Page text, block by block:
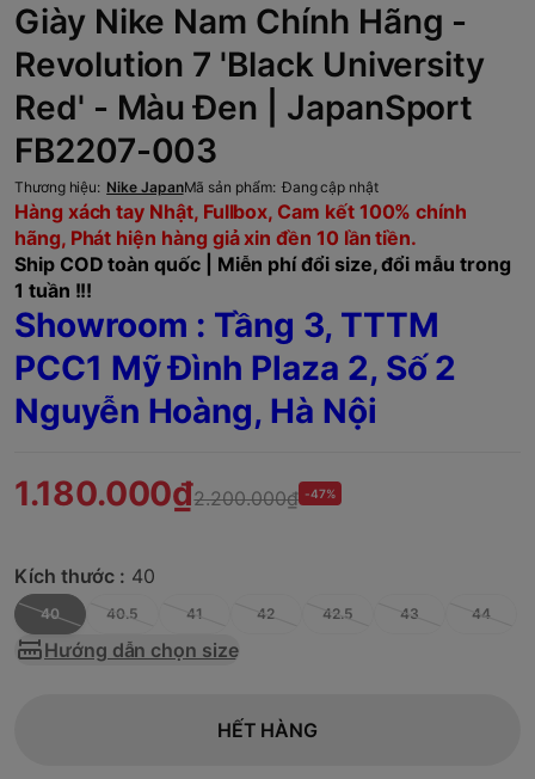
Giày Nike Nam Chính Hãng -
Revolution 7 'Black University
Red' - Màu Đen | JapanSport
FB2207-003
Thương hiệu: Nike JapanMã sản phẩm: Đang cập nhật
Hàng xách tay Nhật, Fullbox, Cam kết 100% chính
hãng, Phát hiện hàng giả xin đền 10 lần tiền.
Ship COD toàn quốc | Miễn phí đổi size, đổi mẫu trong
1 tuần !!!
Showroom : Tầng 3, TTTM
PCC1 Mỹ Đình Plaza 2, Số 2
Nguyễn Hoàng, Hà Nội
1.180.000₫2.200.000₫ -47%
Kích thước : 40
40 40.5 41 42 42.5 43 44
Hướng dẫn chọn size
HẾT HÀNG